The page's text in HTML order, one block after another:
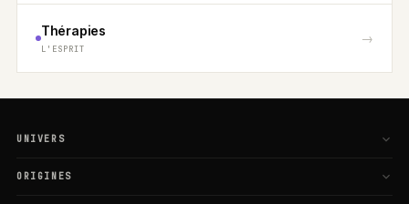
Thérapies
L'ESPRIT
→
UNIVERS
L'Esprit
ORIGINES